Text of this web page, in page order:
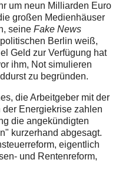
um neun Milliarden Euro
großen Medienhäuser
seine Fake News
Berlin weiß,
Geld zur Verfügung hat
ihm, Not simulieren
zu begründen.
die Arbeitgeber mit der
Energiekrise zahlen
die angekündigten
kurzerhand abgesagt.
eigentlich
und Rentenreform,